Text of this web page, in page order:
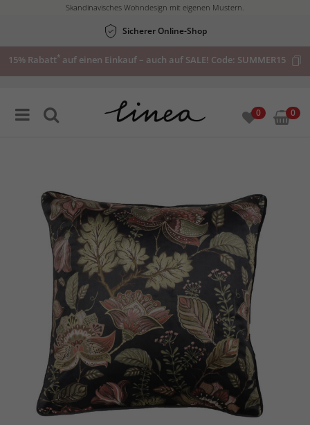
Skandinavisches Wohndesign mit eigenen Mustern.
Sicherer Online-Shop
15% Rabatt* auf einen Einkauf – auch auf SALE! Code: SUMMER15
0 0